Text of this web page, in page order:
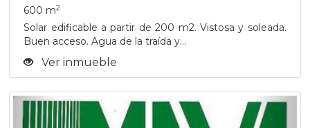
600 m2
Solar edificable a partir de 200 m2. Vistosa y soleada.
Buen acceso. Agua de la traída y...
Ver inmueble
Previous Next